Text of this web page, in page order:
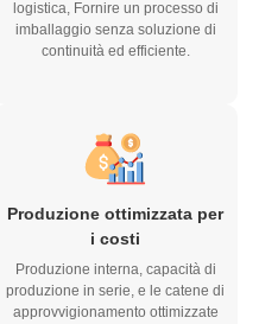
imballaggio senza soluzione di
continuità ed efficiente.
i costi
Produzione interna, capacità di
produzione in serie, e le catene di
approvvigionamento ottimizzate
garantiscono prezzi bassi